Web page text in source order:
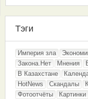
Тэги
Империя зла
Закона.Нет
Мнения
В Казахстане
HotNews
Скандалы
Фотоотчёты
Картинки